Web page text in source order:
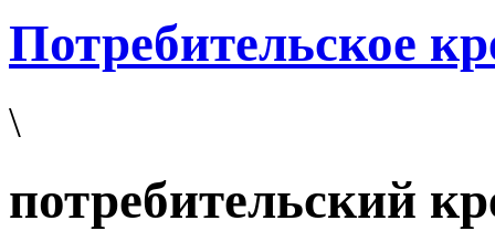
Потребительское
\
потребительский